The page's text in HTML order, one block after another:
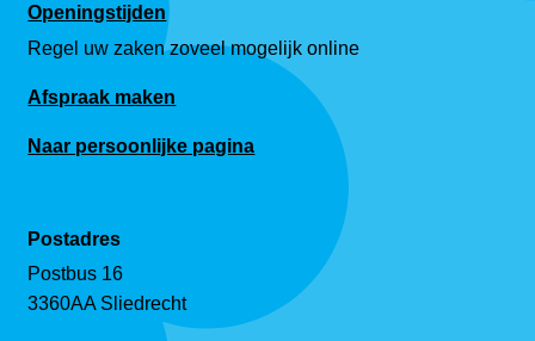
Openingstijden
Regel uw zaken zoveel mogelijk online
Afspraak maken
Naar persoonlijke pagina
Postadres
Postbus 16
3360AA Sliedrecht